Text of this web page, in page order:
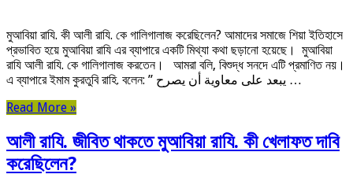
মুআবিয়া রাযি. কী আলী রাযি. কে গালিগালাজ করেছিলেন? আমাদের সমাজে শিয়া ইতিহাসে
প্রভাবিত হয়ে মুআবিয়া রাযি এর ব্যাপারে একটি মিথ্যা কথা ছড়ানো হয়েছে। মুআবিয়া
রাযি আলী রাযি. কে গালিগালাজ করতেন। আমরা বলি, বিশুদ্ধ সনদে এটি প্রমাণিত নয়।
এ ব্যাপারে ইমাম কুরতুবি রাহি. বলেন: ” يبعد على معاوية أن يصرح …
Read More »
আলী রাযি. জীবিত থাকতে মুআবিয়া রাযি. কী খেলাফত দাবি
করেছিলেন?